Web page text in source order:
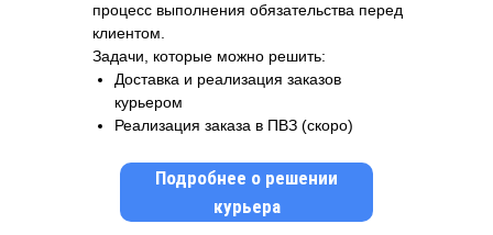
процесс выполнения обязательства перед
клиентом.
Задачи, которые можно решить:
Доставка и реализация заказов
курьером
Реализация заказа в ПВЗ (скоро)
Подробнее о решении
курьера